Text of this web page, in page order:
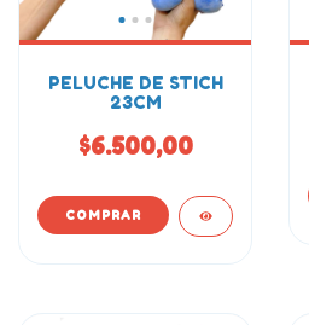
PELUCHE DE STICH
23CM
$6.500,00